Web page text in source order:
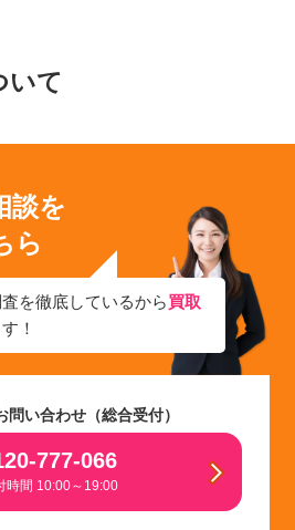
いて
談を
ら
を徹底しているから買取
！
問い合わせ（総合受付）
777-066
時間 10:00～19:00